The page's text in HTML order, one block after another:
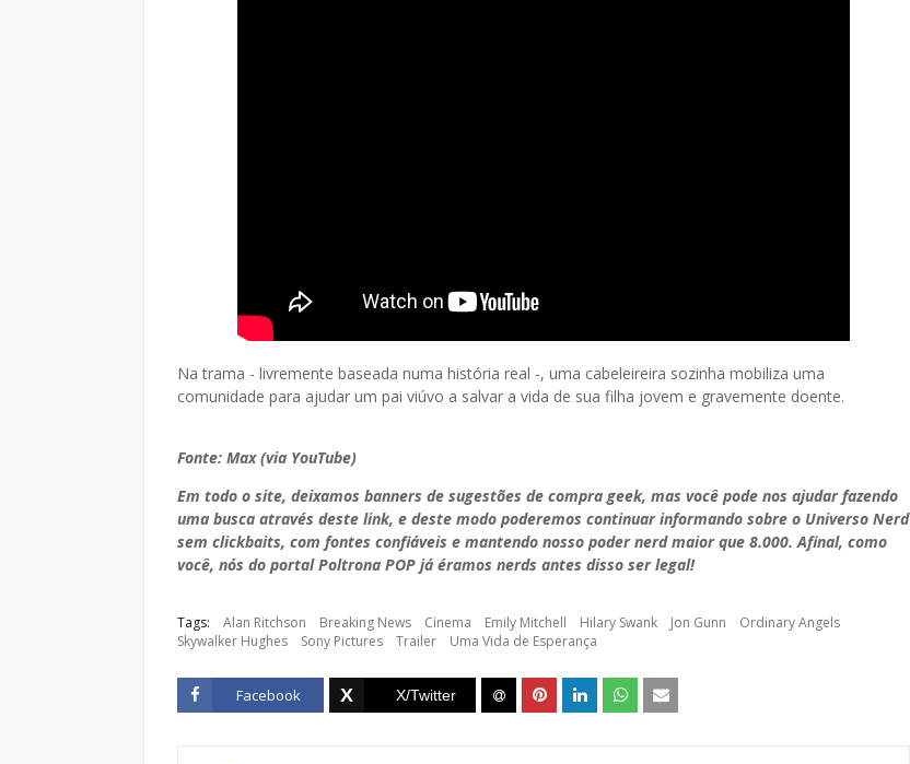
Na trama - livremente baseada numa história real -, uma cabeleireira sozinha mobiliza uma
comunidade para ajudar um pai viúvo a salvar a vida de sua filha jovem e gravemente doente.
Fonte: Max (via YouTube)
Em todo o site, deixamos banners de sugestões de compra geek, mas você pode nos ajudar fazendo
uma busca através deste link, e deste modo poderemos continuar informando sobre o Universo Nerd
sem clickbaits, com fontes confiáveis e mantendo nosso poder nerd maior que 8.000. Afinal, como
você, nós do portal Poltrona POP já éramos nerds antes disso ser legal!
Tags: Alan Ritchson Breaking News Cinema Emily Mitchell Hilary Swank Jon Gunn
Ordinary Angels
Skywalker Hughes
Sony Pictures Trailer Uma Vida de Esperança
Facebook